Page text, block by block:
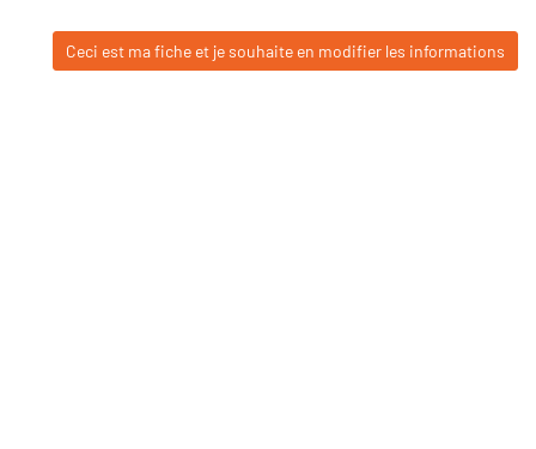
Ceci est ma fiche et je souhaite en modifier les informations